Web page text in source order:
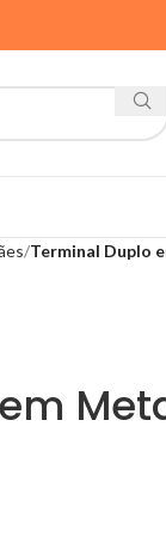
Terminal Duplo